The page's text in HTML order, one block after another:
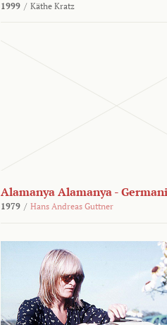
1999 / Käthe Kratz
Alamanya Alamanya -
1979 / Hans Andreas Guttner